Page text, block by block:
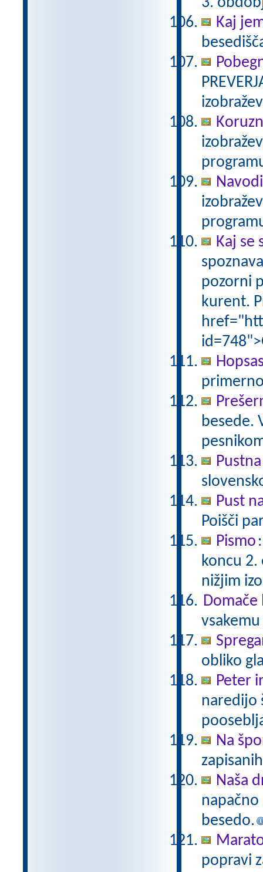
Kaj
Kaj se
pozorni
kurent.
besede.
Pust
Poišči
Pismo
koncu 2.
nižjim
Domače
obliko
Peter
naredijo
Na
Naša
besedo.
popravi